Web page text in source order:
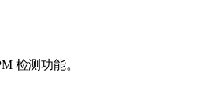
检测功能。